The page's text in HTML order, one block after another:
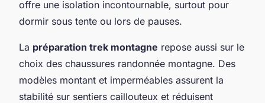
offre une isolation incontournable, surtout pour
dormir sous tente ou lors de pauses.
La préparation trek montagne repose aussi sur le
choix des chaussures randonnée montagne. Des
modèles montant et imperméables assurent la
stabilité sur sentiers caillouteux et réduisent